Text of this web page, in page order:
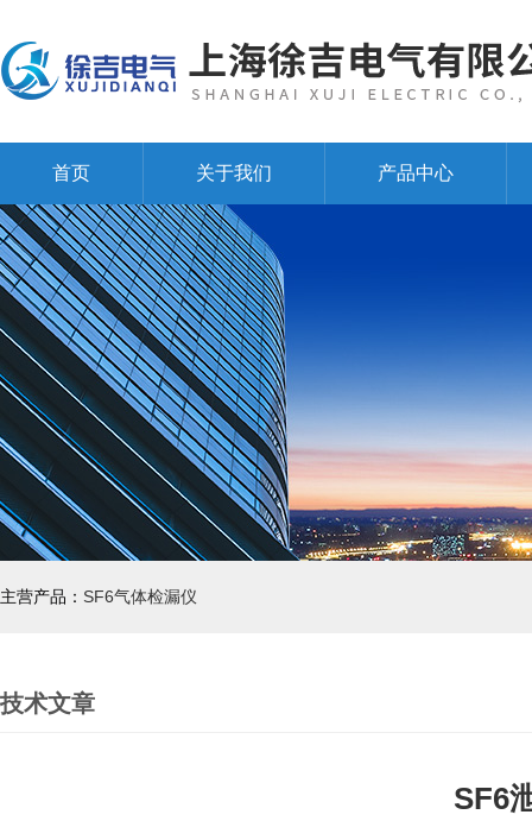
首页 关于我们 产品中心
主营产品： SF6气体检漏仪
技术文章
SF6